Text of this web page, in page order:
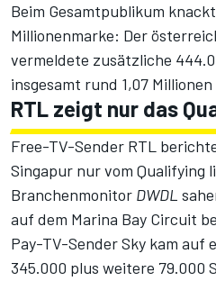
Beim Gesamtpublikum
Millionenmarke: Der
vermeldete zusätzliche
insgesamt rund 1,07
RTL zeigt nur das
Free-TV-Sender RTL
Singapur nur vom Qualifying
Branchenmonitor DWDL
auf dem Marina Bay Circuit
Pay-TV-Sender Sky kam auf
345.000 plus weitere 79.000